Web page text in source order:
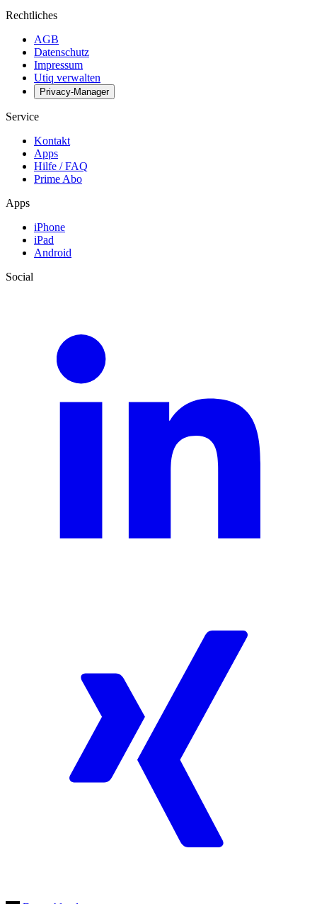
Rechtliches
AGB
Datenschutz
Impressum
Utiq verwalten
Privacy-Manager
Service
Kontakt
Apps
Hilfe / FAQ
Prime Abo
Apps
iPhone
iPad
Android
Social